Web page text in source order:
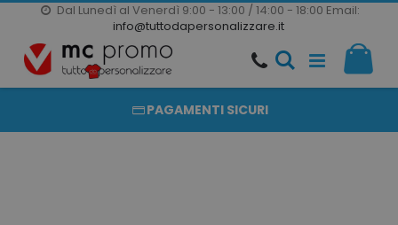
Dal Lunedì al Venerdì 9:00 - 13:00 / 14:00 - 18:00 Email:
info@tuttodapersonalizzare.it
Salta
al
contenuto
20000 PRODOTTI
PRODOTTI COMPLETAMENTE PERSONALIZZABILI
PAGAMENTI SICURI